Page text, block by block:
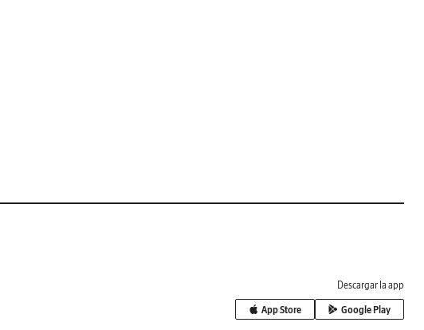
Descargar la app
App Store Google Play